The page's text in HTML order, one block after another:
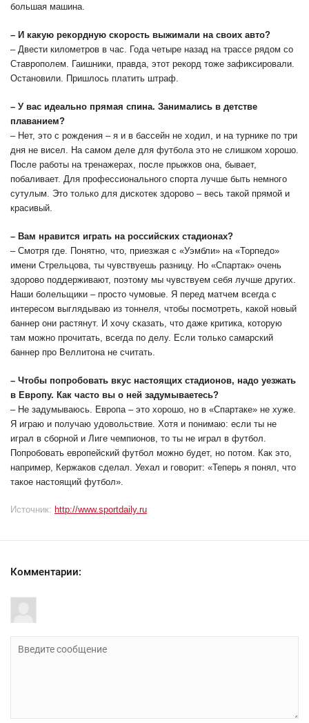
большая машина.
– И какую рекордную скорость выжимали на своих авто?
– Двести километров в час. Года четыре назад на трассе рядом со
Ставрополем. Гаишники, правда, этот рекорд тоже зафиксировали.
Остановили. Пришлось платить штраф.
– У вас идеально прямая спина. Занимались в детстве
плаванием?
– Нет, это с рождения – я и в бассейн не ходил, и на турнике по три
дня не висел. На самом деле для футбола это не слишком хорошо.
После работы на тренажерах, после прыжков она, бывает,
побаливает. Для профессионального спорта лучше быть немного
сутулым. Это только для дискотек здорово – весь такой прямой и
красивый.
– Вам нравится играть на российских стадионах?
– Смотря где. Понятно, что, приезжая с «Уэмбли» на «Торпедо»
имени Стрельцова, ты чувствуешь разницу. Но «Спартак» очень
здорово поддер­живают, поэтому мы чувствуем себя лучше других.
Наши болельщики – просто чумовые. Я перед матчем всегда с
интересом выглядываю из тоннеля, чтобы посмотреть, какой новый
баннер они растянут. И хочу сказать, что даже критика, которую
там можно прочитать, всегда по делу. Если только самарский
баннер про Веллитона не считать.
– Чтобы попробовать вкус настоящих стадионов, надо уезжать
в Европу. Как часто вы о ней задумываетесь?
– Не задумываюсь. Европа – это хорошо, но в «Спартаке» не хуже.
Я играю и получаю удовольствие. Хотя и понимаю: если ты не
играл в сборной и Лиге чемпионов, то ты не играл в футбол.
Попробовать европейский футбол можно будет, но потом. Как это,
например, Кержаков сделал. Уехал и говорит: «Теперь я понял, что
такое настоящий футбол».
Источник: http://www.sportdaily.ru
Комментарии: